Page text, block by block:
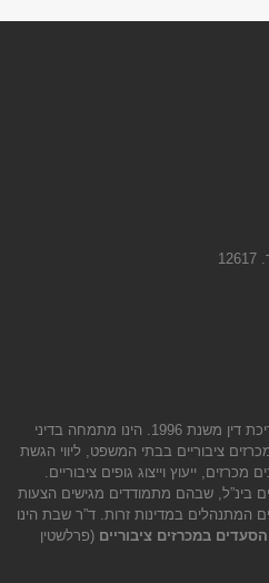
ד”ר אורן שבת, עו”ד הינו מוסמך לעריכת דין משנת 1996. הינו מתמחה בדיני
ציבוריים בבתי המשפט, ליווי הגשת
ייעוץ וייצוג גופים ציבוריים.
בינ”ל, שבהם מתמודדים מגישים הצעות
המתנהלים במדינות זרות. ד”ר שבת הינו
במכרזים ציבוריים (פרלשטין